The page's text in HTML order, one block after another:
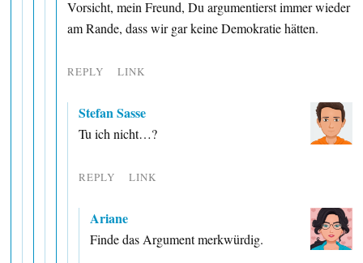
Vorsicht, mein Freund, Du argumentierst immer wieder
am Rande, dass wir gar keine Demokratie hätten.
REPLY LINK
Stefan Sasse
Tu ich nicht…?
REPLY LINK
Ariane
Finde das Argument merkwürdig.